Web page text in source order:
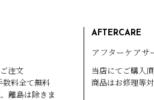
注文
数料全て無料
離島は除きま
AFTERCARE
アフターケアサ
当店にてご購入
商品はお修理等対